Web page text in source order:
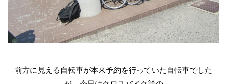
前方に見える自転車が本来予約を行っていた自転車でした